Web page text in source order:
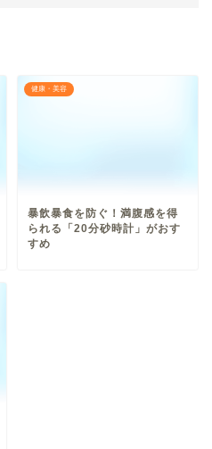
健康・美容
暴飲暴食を防ぐ！満腹感を得
られる「20分砂時計」がおす
すめ